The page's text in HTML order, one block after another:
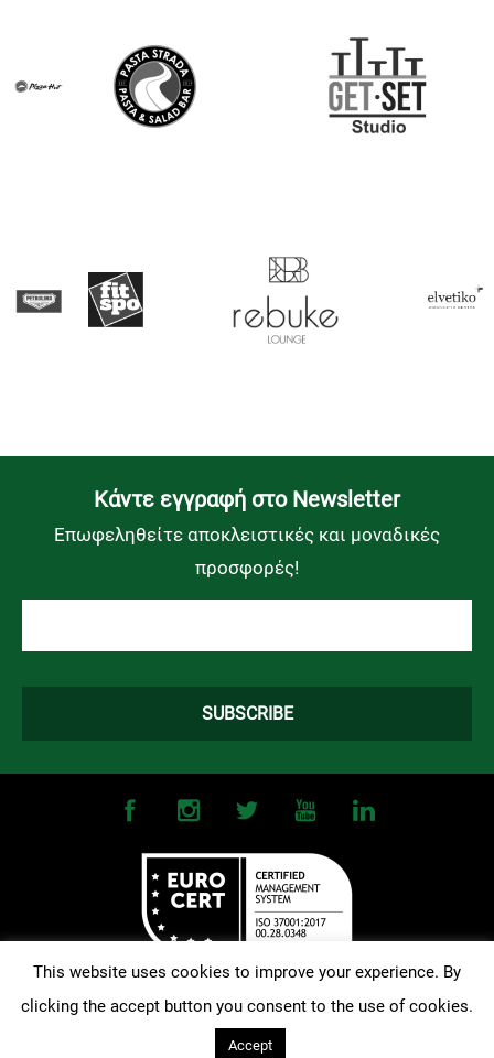
Kάντε εγγραφή στο Newsletter
Επωφεληθείτε αποκλειστικές και μοναδικές
προσφορές!
©2026OMONOIA FC. All Rights Reserved | Terms and Conditions|
| Designed and Developed by
This website uses cookies to improve your experience. By
clicking the accept button you consent to the use of cookies.
Accept